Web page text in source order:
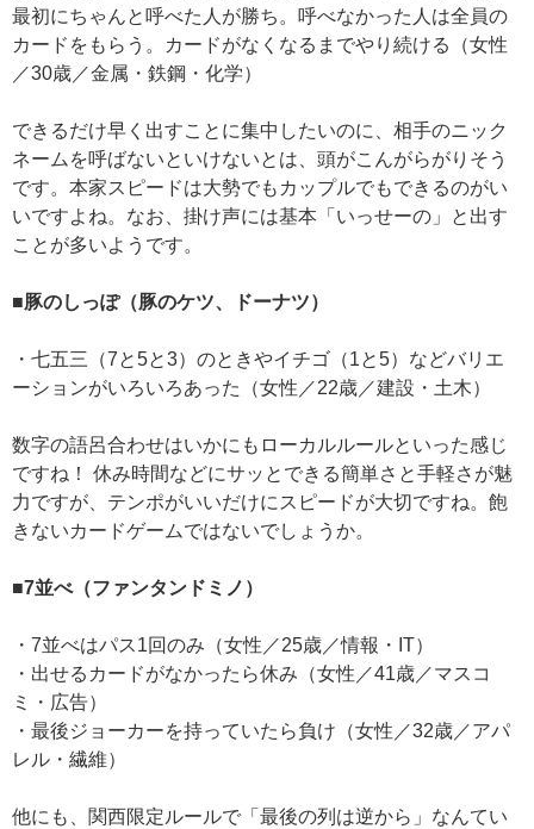
最初にちゃんと呼べた人が勝ち。呼べなかった人は全員の
カードをもらう。カードがなくなるまでやり続ける（女性
／30歳／金属・鉄鋼・化学）
できるだけ早く出すことに集中したいのに、相手のニック
ネームを呼ばないといけないとは、頭がこんがらがりそう
です。本家スピードは大勢でもカップルでもできるのがい
いですよね。なお、掛け声には基本「いっせーの」と出す
ことが多いようです。
■豚のしっぽ（豚のケツ、ドーナツ）
・七五三（7と5と3）のときやイチゴ（1と5）などバリエ
ーションがいろいろあった（女性／22歳／建設・土木）
数字の語呂合わせはいかにもローカルルールといった感じ
ですね！ 休み時間などにサッとできる簡単さと手軽さが魅
力ですが、テンポがいいだけにスピードが大切ですね。飽
きないカードゲームではないでしょうか。
■7並べ（ファンタンドミノ）
・7並べはパス1回のみ（女性／25歳／情報・IT）
・出せるカードがなかったら休み（女性／41歳／マスコ
ミ・広告）
・最後ジョーカーを持っていたら負け（女性／32歳／アパ
レル・繊維）
他にも、関西限定ルールで「最後の列は逆から」なんてい